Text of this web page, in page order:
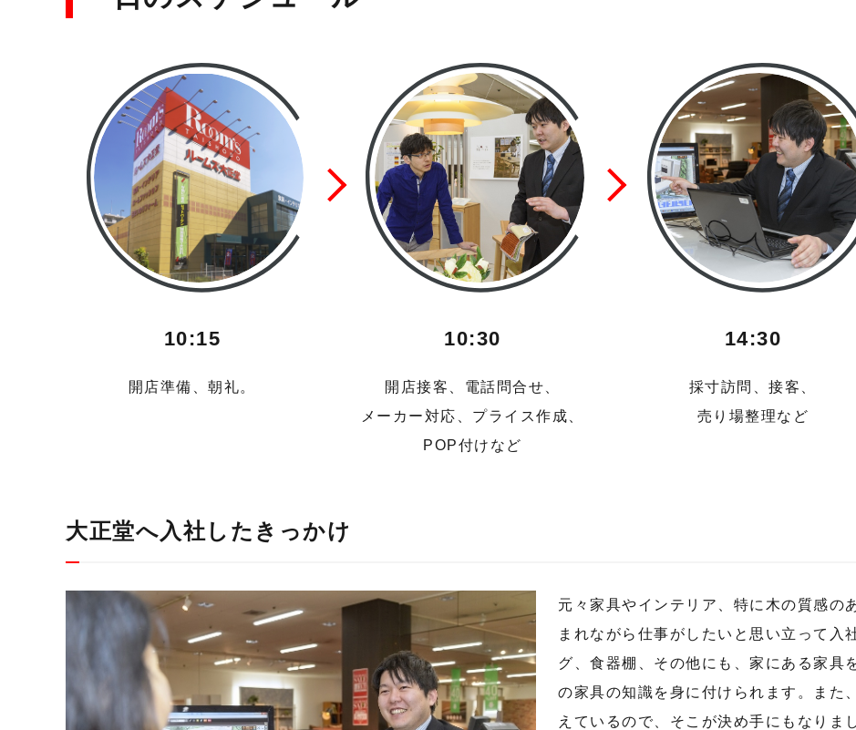
10:15
開店準備、朝礼。
10:30
開店接客、電話問合せ、
メーカー対応、プライス作成、
POP付けなど
14:30
採寸訪問、接客、
売り場整理など
大正堂へ入社したきっかけ
元々家具やインテリア、特に木の質感の
まれながら仕事がしたいと思い立って入
グ、食器棚、その他にも、家にある家具
の家具の知識を身に付けられます。また
えているので、そこが決め手にもなりま